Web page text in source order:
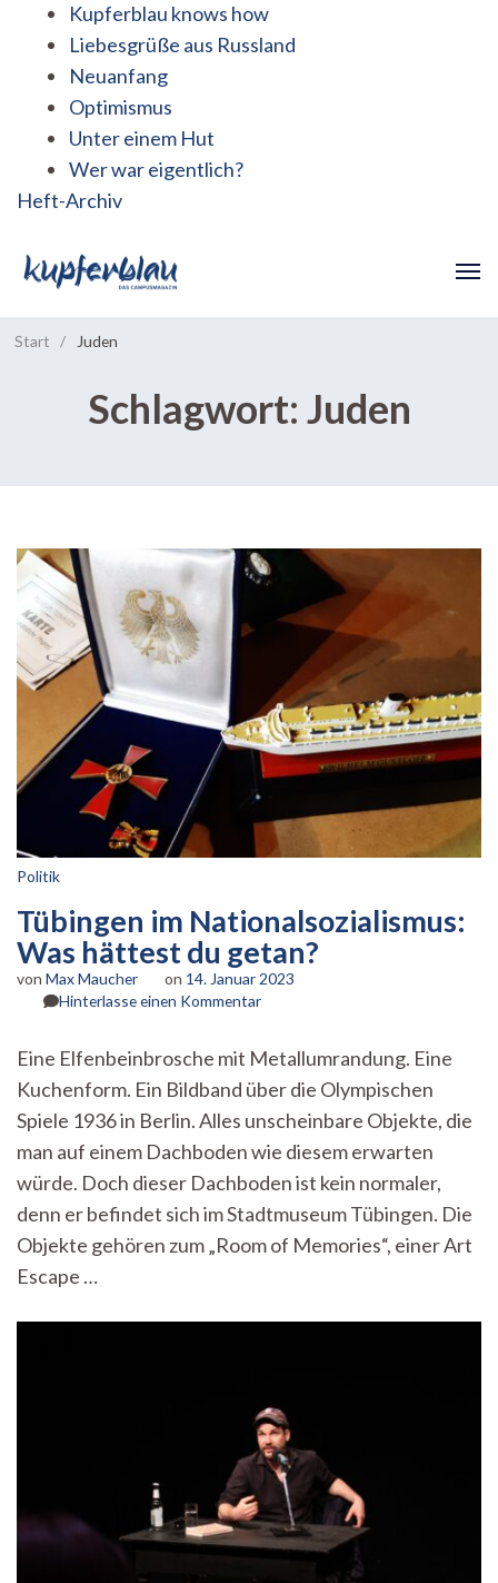
Kupferblau knows how
Liebesgrüße aus Russland
Neuanfang
Optimismus
Unter einem Hut
Wer war eigentlich?
Heft-Archiv
Start / Juden
Schlagwort: Juden
Politik
Tübingen im Nationalsozialismus:
Was hättest du getan?
von Max Maucher on 14. Januar 2023
Hinterlasse einen Kommentarzu
Nationalsozialismus:
Was
hättest
du
getan?
Eine Elfenbeinbrosche mit Metallumrandung. Eine
Kuchenform. Ein Bildband über die Olympischen
Spiele 1936 in Berlin. Alles unscheinbare Objekte, die
man auf einem Dachboden wie diesem erwarten
würde. Doch dieser Dachboden ist kein normaler,
denn er befindet sich im Stadtmuseum Tübingen. Die
Objekte gehören zum „Room of Memories“, einer Art
Escape …